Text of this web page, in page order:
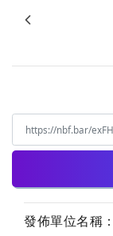
發佈單位名稱